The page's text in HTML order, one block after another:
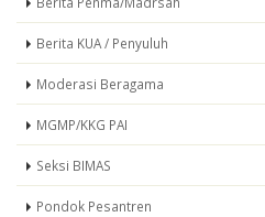
Berita KUA / Penyuluh
Moderasi Beragama
MGMP/KKG PAI
Seksi BIMAS
Pondok Pesantren